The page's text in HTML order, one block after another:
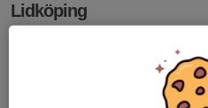
Lidköping
Skaraborgsserien i Lidköping.
VI VÄGER IN ALLA SOM SKA